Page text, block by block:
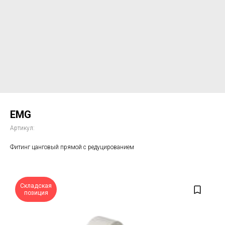
EMG
Артикул:
Фитинг цанговый прямой с редуцированием
Складская
позиция